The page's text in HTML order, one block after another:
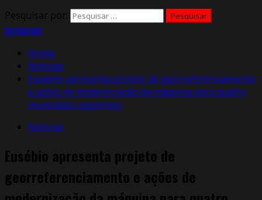
Pesquisar por:
Instagram
Home
Notícias
Eusébio apresenta projeto de georreferenciamento
e ações de modernização da máquina para quatro
municípios cearenses
Notícias
Eusébio apresenta projeto de
georreferenciamento e ações de